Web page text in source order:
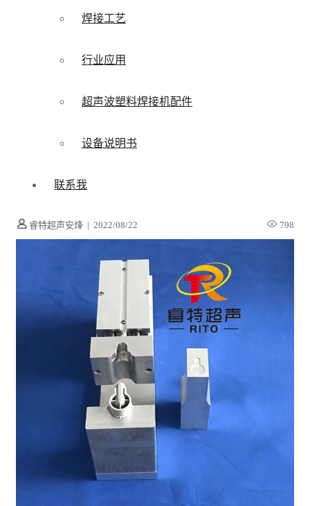
焊接工艺
行业应用
超声波塑料焊接机配件
设备说明书
联系我
睿特超声安烽 | 2022/08/22 798